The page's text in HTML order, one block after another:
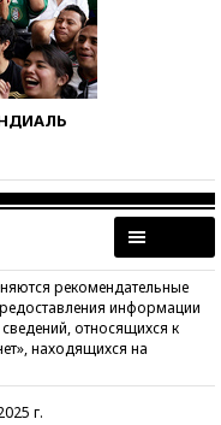
рекомендательные
информации
относящихся к
находящихся на
г.